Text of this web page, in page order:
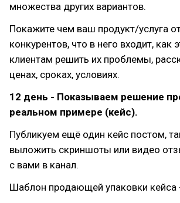
множества других вариантов.
Покажите чем ваш продукт/услуга
конкурентов, что в него входит, как
клиентам решить их проблемы,
ценах, сроках, условиях.
12 день - Показываем решение
реальном примере (кейс).
Публикуем ещё один кейс постом,
выложить скриншоты или видео
с вами в канал.
Шаблон продающей упаковки кейса